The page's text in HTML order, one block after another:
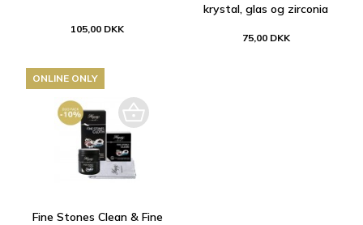
105,00 DKK
krystal, glas og zirconia
75,00 DKK
Fine Stones Clean & Fine
ONLINE ONLY